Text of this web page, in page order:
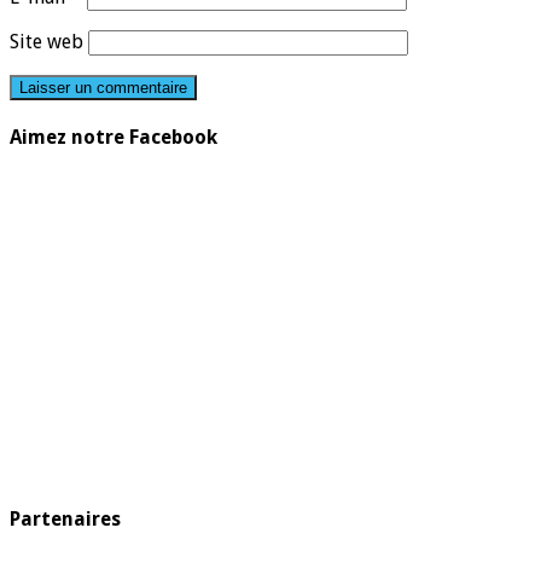
Site web
Aimez notre Facebook
Partenaires